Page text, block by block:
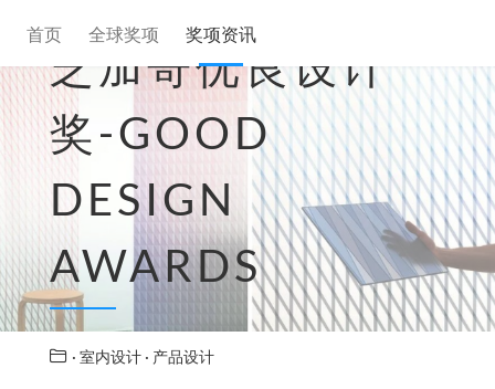
首页 全球奖项 奖项资讯
芝加哥优良设计
奖-GOOD
DESIGN
AWARDS
· 室内设计 · 产品设计